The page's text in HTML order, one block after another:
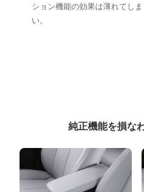
ション機能の効果は薄れてし
い。
純正機能を損な